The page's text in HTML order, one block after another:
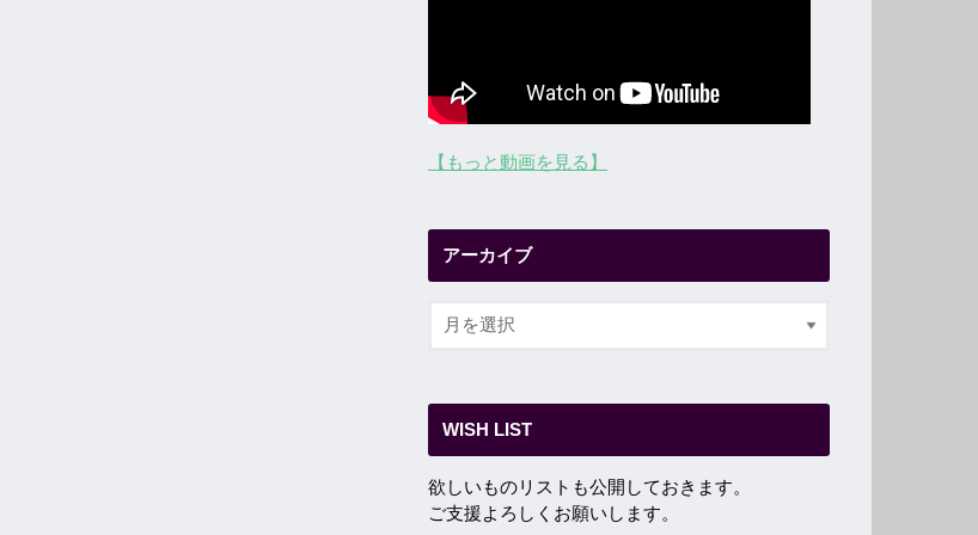
【もっと動画を見る】
アーカイブ
WISH LIST
欲しいものリストも公開しておきます。
ご支援よろしくお願いします。